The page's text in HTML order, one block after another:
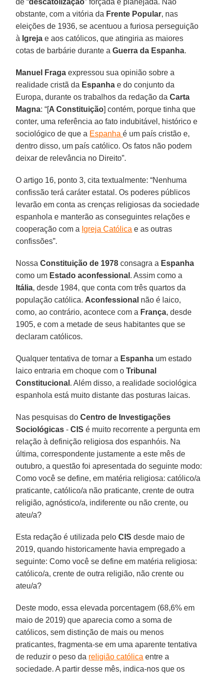
obstante, com a vitória da Frente Popular, nas
eleições de 1936, se acentuou a furiosa perseguição
à Igreja e aos católicos, que atingiria as maiores
cotas de barbárie durante aGuerra da Espanha.
Manuel Fraga expressou sua opinião sobre a
realidade cristã da Espanha e do conjunto da
Europa, durante os trabalhos da redação daCarta
Magna: “[A Constituição] contém, porque tinha que
conter, uma referência ao fato indubitável, histórico e
sociológico de que a Espanha é um país cristão e,
dentro disso, um país católico. Os fatos não podem
deixar de relevância no Direito”.
O artigo 16, ponto 3, cita textualmente: “Nenhuma
confissão terá caráter estatal. Os poderes públicos
levarão em conta as crenças religiosas da sociedade
espanhola e manterão as conseguintes relações e
cooperação com a Igreja Católica e as outras
confissões”.
NossaConstituição de 1978 consagra a Espanha
como um Estado aconfessional . Assim como a
Itália, desde 1984, que conta com três quartos da
população católica. Aconfessional não é laico,
como, ao contrário, acontece com a França, desde
1905, e com a metade de seus habitantes que se
declaram católicos.
Qualquer tentativa de tornar a Espanha um estado
laico entraria em choque com oTribunal
Constitucional . Além disso, a realidade sociológica
espanhola está muito distante das posturas laicas.
Nas pesquisas doCentro de Investigações
Sociológicas -CIS é muito recorrente a pergunta em
relação à definição religiosa dos espanhóis. Na
última, correspondente justamente a este mês de
outubro, a questão foi apresentada do seguinte modo:
Como você se define, em matéria religiosa: católico/a
praticante, católico/a não praticante, crente de outra
religião, agnóstico/a, indiferente ou não crente, ou
ateu/a?
Esta redação é utilizada peloCIS desde maio de
2019, quando historicamente havia empregado a
seguinte: Como você se define em matéria religiosa:
católico/a, crente de outra religião, não crente ou
ateu/a?
Deste modo, essa elevada porcentagem (68,6% em
maio de 2019) que aparecia como a soma de
católicos, sem distinção de mais ou menos
praticantes, fragmenta-se em uma aparente tentativa
de reduzir o peso da religião católica entre a
sociedade. A partir desse mês, indica-nos que os